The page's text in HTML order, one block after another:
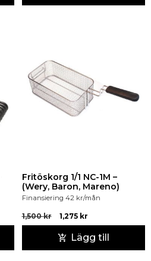
Fritöskorg 1/1 NC-1M –
(Wery, Baron, Mareno)
Finansiering 42 kr/mån
1,500kr 1,275 kr
Lägg till